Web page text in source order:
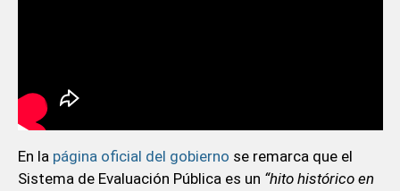
En la página oficial del gobierno se remarca que el
Sistema de Evaluación Pública es un “hito histórico en